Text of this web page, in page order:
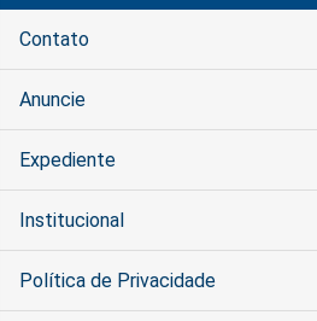
Contato
Anuncie
Expediente
Institucional
Política de Privacidade